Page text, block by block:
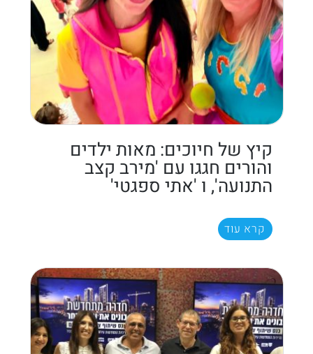
קיץ של חיוכים: מאות ילדים
והורים חגגו עם 'מירב קצב
התנועה', ו 'אתי ספגטי'
קרא עוד